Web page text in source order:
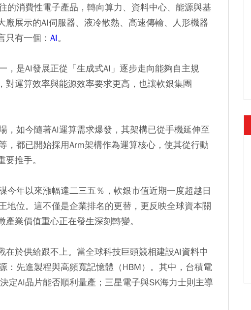
的消費性電子產品，轉向算力、資料中心、能源與基
展示的AI伺服器、液冷散熱、高速傳輸、人形機器
只有一個： AI。
是AI發展正從「生成式AI」逐步走向能夠自主規
對運算效率與能源效率要求更高，也讓軟銀集團
，如今隨著AI運算需求爆發，其架構已從手機延伸至
，都已開始採用Arm架構作為運算核心，使其從行動
推手。
今年以來漲幅達二三五％，軟銀市值近期一度超越日
地位。這不僅是企業排名的更替，更反映全球資本關
業價值重心正在發生深刻轉變。
於供給跟不上。當全球科技巨頭競相建設AI資料中
：先進製程與高頻寬記憶體（HBM）。其中，台積電
定AI晶片能否順利量產；三星電子與SK海力士則主導